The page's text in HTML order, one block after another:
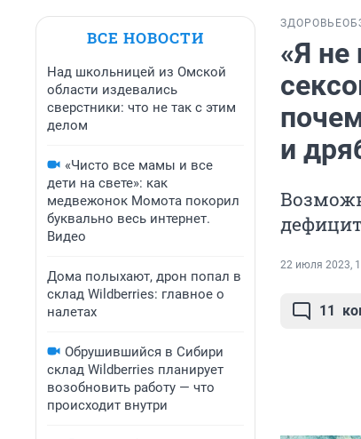
ВСЕ НОВОСТИ
Над школьницей из Омской
области издевались
сверстники: что не так с этим
делом
«Чисто все мамы и все
дети на свете»: как
медвежонок Момота покорил
буквально весь интернет.
Видео
Дома полыхают, дрон попал в
склад Wildberries: главное о
налетах
Обрушившийся в Сибири
склад Wildberries планирует
возобновить работу — что
происходит внутри
ЗДОРОВЬЕ
«Я не
и
22 июля 2023,
11